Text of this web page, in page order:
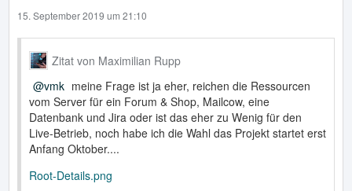
15. September 2019 um 21:10
Zitat von Maximilian Rupp
vmk meine Frage ist ja eher, reichen die Ressourcen
vom Server für ein Forum & Shop, Mailcow, eine
Datenbank und Jira oder ist das eher zu Wenig für den
Live-Betrieb, noch habe ich die Wahl das Projekt startet erst
Anfang Oktober....
Root-Details.png